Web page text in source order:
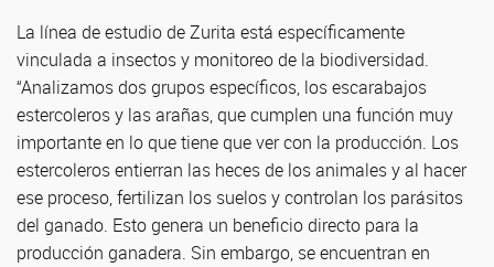
La línea de estudio de Zurita está específicamente
vinculada a insectos y monitoreo de la biodiversidad.
“Analizamos dos grupos específicos, los escarabajos
estercoleros y las arañas, que cumplen una función muy
importante en lo que tiene que ver con la producción. Los
estercoleros entierran las heces de los animales y al hacer
ese proceso, fertilizan los suelos y controlan los parásitos
del ganado. Esto genera un beneficio directo para la
producción ganadera. Sin embargo, se encuentran en